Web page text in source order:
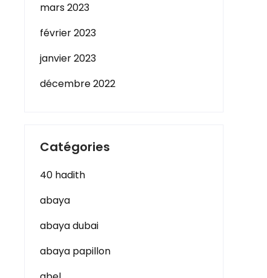
mars 2023
février 2023
janvier 2023
décembre 2022
Catégories
40 hadith
abaya
abaya dubai
abaya papillon